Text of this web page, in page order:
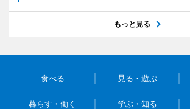
もっと見る
食べる 見る・遊ぶ
暮らす・働く 学ぶ・知る